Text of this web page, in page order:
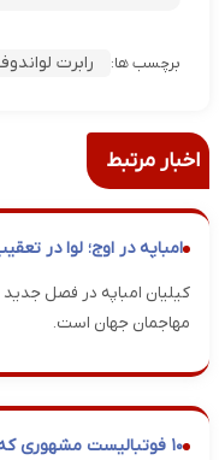
برچسب ها: رابرت
اخبار مرتبط
امباپه در اوج؛ لوا در
کیلیان امباپه در فصل جدید
مهاجمان جهان است.
۱۰ فوتبالیست مشهوری